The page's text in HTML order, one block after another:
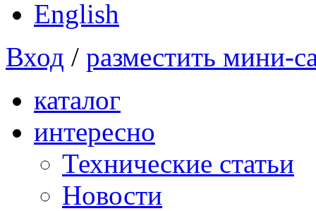
Вход / разместить мини-
каталог
интересно
Технические статьи
Новости